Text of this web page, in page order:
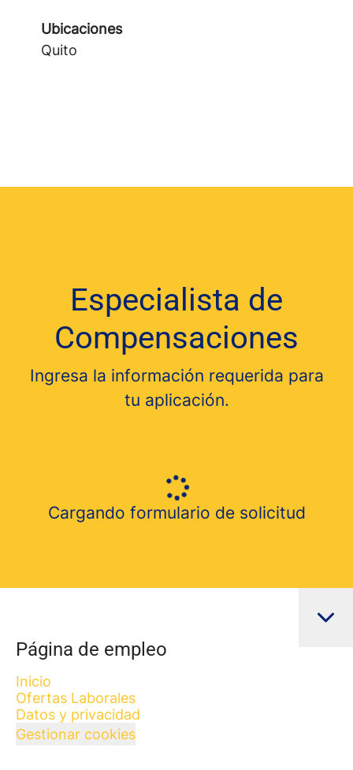
Ubicaciones
Quito
Especialista de
Compensaciones
Ingresa la información requerida para
tu aplicación.
Cargando formulario de solicitud
Página de empleo
Inicio
Ofertas Laborales
Datos y privacidad
Gestionar cookies